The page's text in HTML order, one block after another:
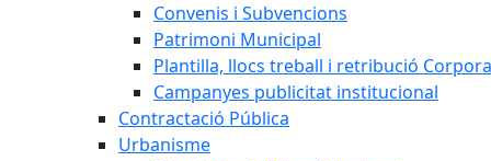
Convenis i Subvencions
Patrimoni Municipal
Plantilla, llocs treball i retribució
Campanyes publicitat institucional
Contractació Pública
Urbanisme